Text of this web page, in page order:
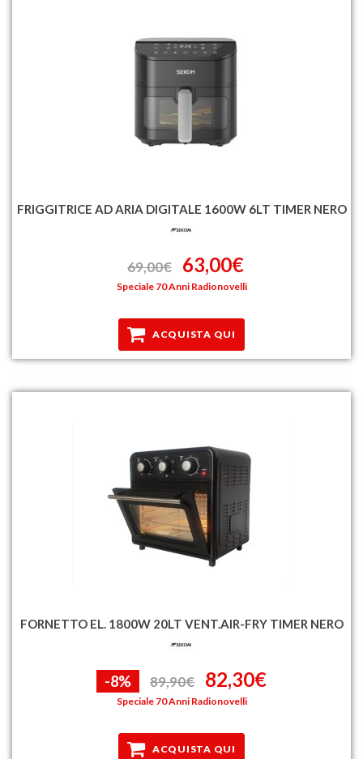
FRIGGITRICE AD ARIA DIGITALE 1600W 6LT TIMER NERO
69,00€ 63,00€
Speciale 70 Anni Radionovelli
ACQUISTA QUI
FORNETTO EL. 1800W 20LT VENT.AIR-FRY TIMER NERO
-8% 89,90€ 82,30€
Speciale 70 Anni Radionovelli
ACQUISTA QUI